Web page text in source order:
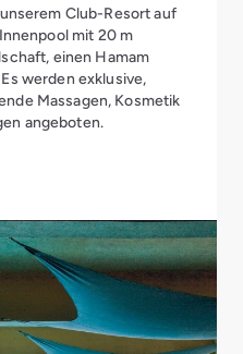
Club-Resort auf
mit 20 m
einen Hamam
werden exklusive,
Massagen, Kosmetik
angeboten.